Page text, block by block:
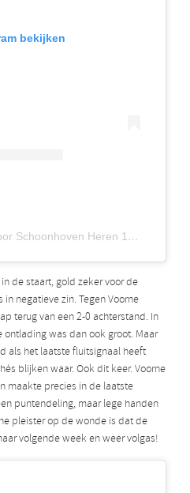
bekijken
Een bericht gedeeld door Schoonhoven Heren 1 (@smhc_heren1)
de staart, gold zeker voor de
negatieve zin. Tegen Voorne
terug van een 2-0 achterstand. In
was dan ook groot. Maar
als het laatste fluitsignaal heeft
blijken waar. Ook dit keer. Voorne
maakte precies in de laatste
puntendeling, maar lege handen
pleister op de wonde is dat de
volgende week en weer volgas!